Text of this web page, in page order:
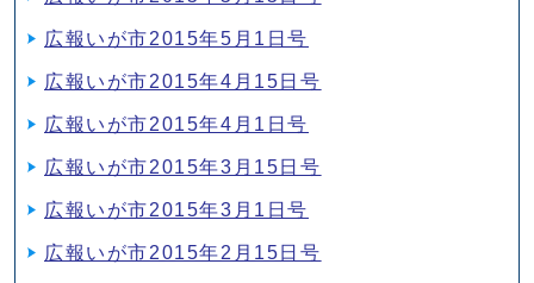
広報いが市2015年5月1日号
広報いが市2015年4月15日号
広報いが市2015年4月1日号
広報いが市2015年3月15日号
広報いが市2015年3月1日号
広報いが市2015年2月15日号